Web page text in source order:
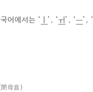
어에서는 ‘ ’, ‘ㅟ ’, ‘ㅡ’, ‘
母音)